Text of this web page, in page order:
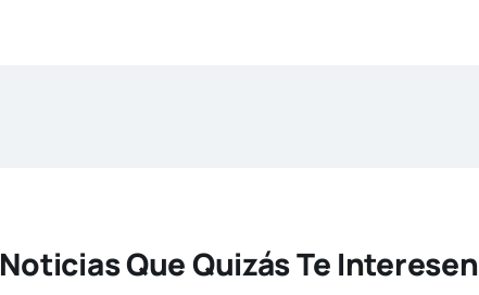
Noticias Que Quizás Te Interesen